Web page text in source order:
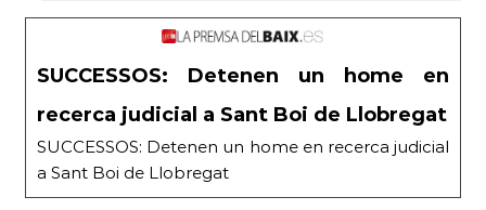
SUCCESSOS: Detenen un home en
recerca judicial a Sant Boi de Llobregat
SUCCESSOS: Detenen un home en recerca judicial
a Sant Boi de Llobregat